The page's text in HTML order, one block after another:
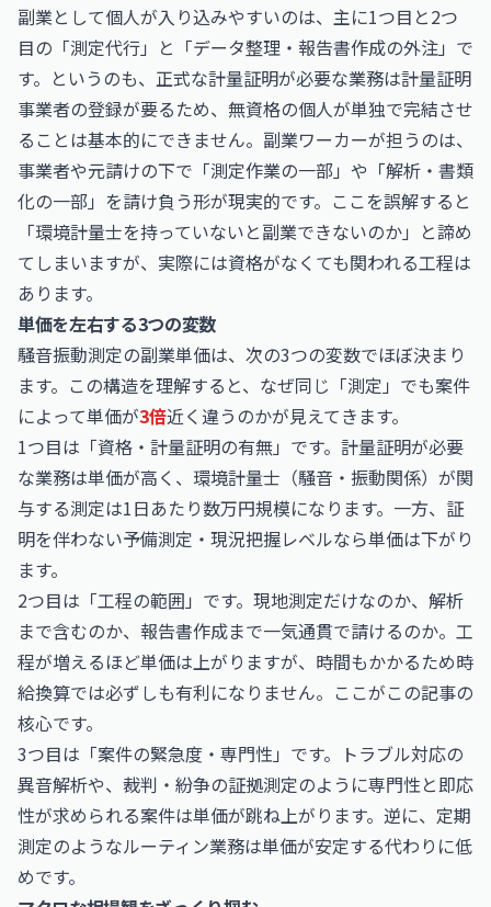
副業として個人が入り込みやすいのは、主に1つ目と2つ
目の「測定代行」と「データ整理・報告書作成の外注」で
す。というのも、正式な計量証明が必要な業務は計量証明
事業者の登録が要るため、無資格の個人が単独で完結させ
ることは基本的にできません。副業ワーカーが担うのは、
事業者や元請けの下で「測定作業の一部」や「解析・書類
化の一部」を請け負う形が現実的です。ここを誤解すると
「環境計量士を持っていないと副業できないのか」と諦め
てしまいますが、実際には資格がなくても関われる工程は
あります。
単価を左右する3つの変数
騒音振動測定の副業単価は、次の3つの変数でほぼ決まり
ます。この構造を理解すると、なぜ同じ「測定」でも案件
によって単価が3倍近く違うのかが見えてきます。
1つ目は「資格・計量証明の有無」です。計量証明が必要
な業務は単価が高く、環境計量士（騒音・振動関係）が関
与する測定は1日あたり数万円規模になります。一方、証
明を伴わない予備測定・現況把握レベルなら単価は下がり
ます。
2つ目は「工程の範囲」です。現地測定だけなのか、解析
まで含むのか、報告書作成まで一気通貫で請けるのか。工
程が増えるほど単価は上がりますが、時間もかかるため時
給換算では必ずしも有利になりません。ここがこの記事の
核心です。
3つ目は「案件の緊急度・専門性」です。トラブル対応の
異音解析や、裁判・紛争の証拠測定のように専門性と即応
性が求められる案件は単価が跳ね上がります。逆に、定期
測定のようなルーティン業務は単価が安定する代わりに低
めです。